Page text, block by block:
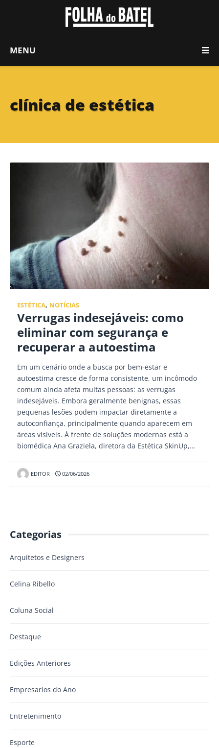
MENU
clínica de estética
ESTÉTICA, NOTÍCIAS
Verrugas indesejáveis: como
eliminar com segurança e
recuperar a autoestima
Em um cenário onde a busca por bem-estar e
autoestima cresce de forma consistente, um incômodo
comum ainda afeta muitas pessoas: as verrugas
indesejáveis. Embora geralmente benignas, essas
pequenas lesões podem impactar diretamente a
autoconfiança, principalmente quando aparecem em
áreas visíveis. À frente de soluções modernas está a
biomédica Ana Graziela, diretora da Estética SkinUp,…
EDITOR 02/06/2026
Categorias
Arquitetos e Designers
Celina Ribello
Coluna Social
Destaque
Edições Anteriores
Empresarios do Ano
Entretenimento
Esporte